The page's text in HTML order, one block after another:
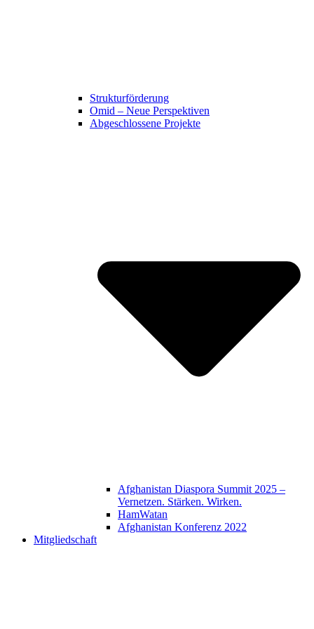
Strukturförderung
Omid – Neue Perspektiven
Abgeschlossene Projekte
Afghanistan Diaspora Summit 2025 –
Vernetzen. Stärken. Wirken.
HamWatan
Afghanistan Konferenz 2022
Mitgliedschaft